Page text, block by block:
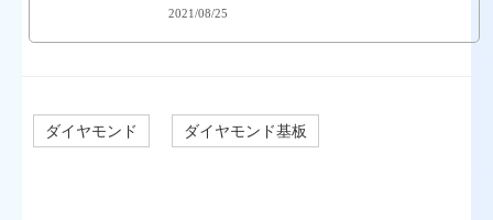
2021/08/25
ダイヤモンド ダイヤモンド基板